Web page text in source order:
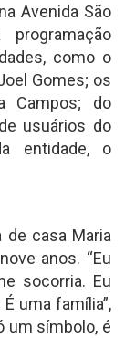
Avenida São
como o
Gomes; os
Campos; do
usuários do
entidade, o
de casa Maria
anos. “Eu
socorria. Eu
uma família”,
um símbolo, é